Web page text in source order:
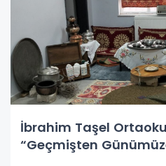
İbrahim Taşel
“Geçmişten